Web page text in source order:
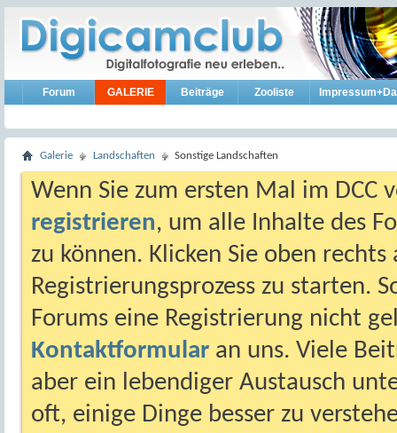
Forum GALERIE Beiträge Zooliste
Galerie Landschaften Sonstige Landschaften
Wenn Sie zum ersten Mal im DCC
registrieren, um alle Inhalte des
zu können. Klicken Sie oben
Registrierungsprozess zu starten.
Forums eine Registrierung nicht
Kontaktformular an uns. Viele
aber ein lebendiger Austausch
oft, einige Dinge besser zu